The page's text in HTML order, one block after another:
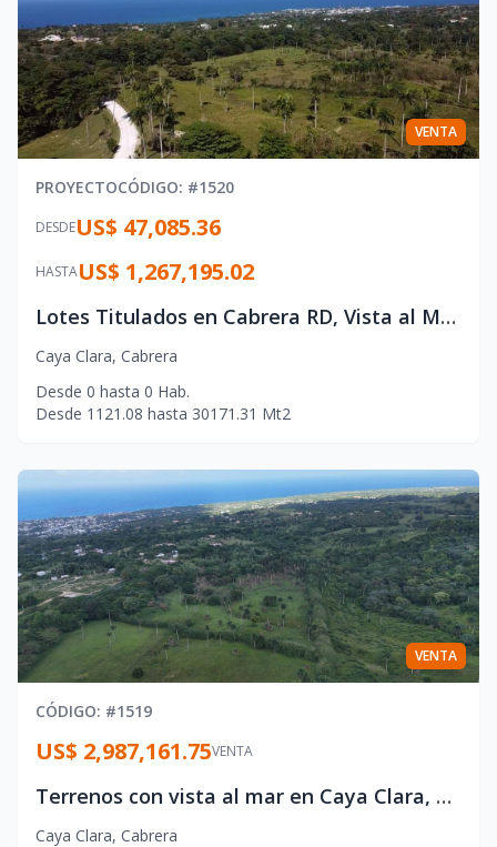
VENTA
PROYECTOCÓDIGO: #1520
DESDEUS$ 47,085.36
HASTAUS$ 1,267,195.02
Lotes Titulados en Cabrera RD, Vista al Mar y a la Montana
Caya Clara, Cabrera
Desde 0 hasta 0 Hab.
Desde 1121.08 hasta 30171.31 Mt2
VENTA
CÓDIGO: #1519
VENTA
US$ 2,987,161.75
Terrenos con vista al mar en Caya Clara, Cabrera
Caya Clara, Cabrera